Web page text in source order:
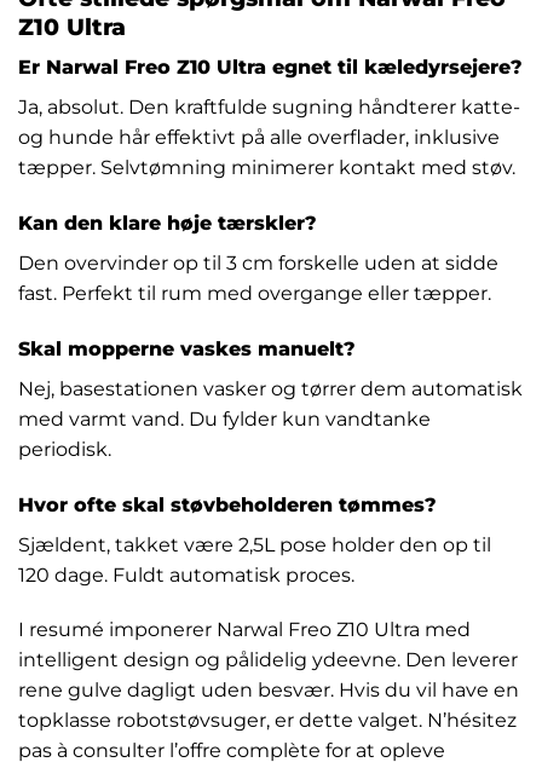
Z10 Ultra
Er Narwal Freo Z10 Ultra egnet til kæledyrsejere?
Ja, absolut. Den kraftfulde sugning håndterer katte-
og hunde hår effektivt på alle overflader, inklusive
tæpper. Selvtømning minimerer kontakt med støv.
Kan den klare høje tærskler?
Den overvinder op til 3 cm forskelle uden at sidde
fast. Perfekt til rum med overgange eller tæpper.
Skal mopperne vaskes manuelt?
Nej, basestationen vasker og tørrer dem automatisk
med varmt vand. Du fylder kun vandtanke
periodisk.
Hvor ofte skal støvbeholderen tømmes?
Sjældent, takket være 2,5L pose holder den op til
120 dage. Fuldt automatisk proces.
I resumé imponerer Narwal Freo Z10 Ultra med
intelligent design og pålidelig ydeevne. Den leverer
rene gulve dagligt uden besvær. Hvis du vil have en
topklasse robotstøvsuger, er dette valget. N’hésitez
pas à consulter l’offre complète for at opleve